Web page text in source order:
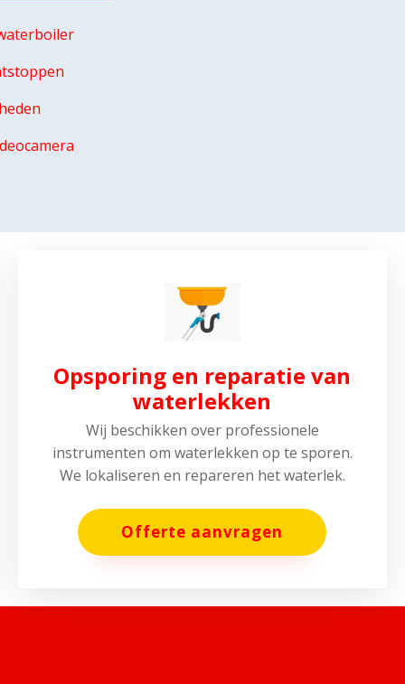
Opsporing en reparatie van
waterlekken
Wij beschikken over professionele
instrumenten om waterlekken op te sporen.
We lokaliseren en repareren het waterlek.
Offerte aanvragen